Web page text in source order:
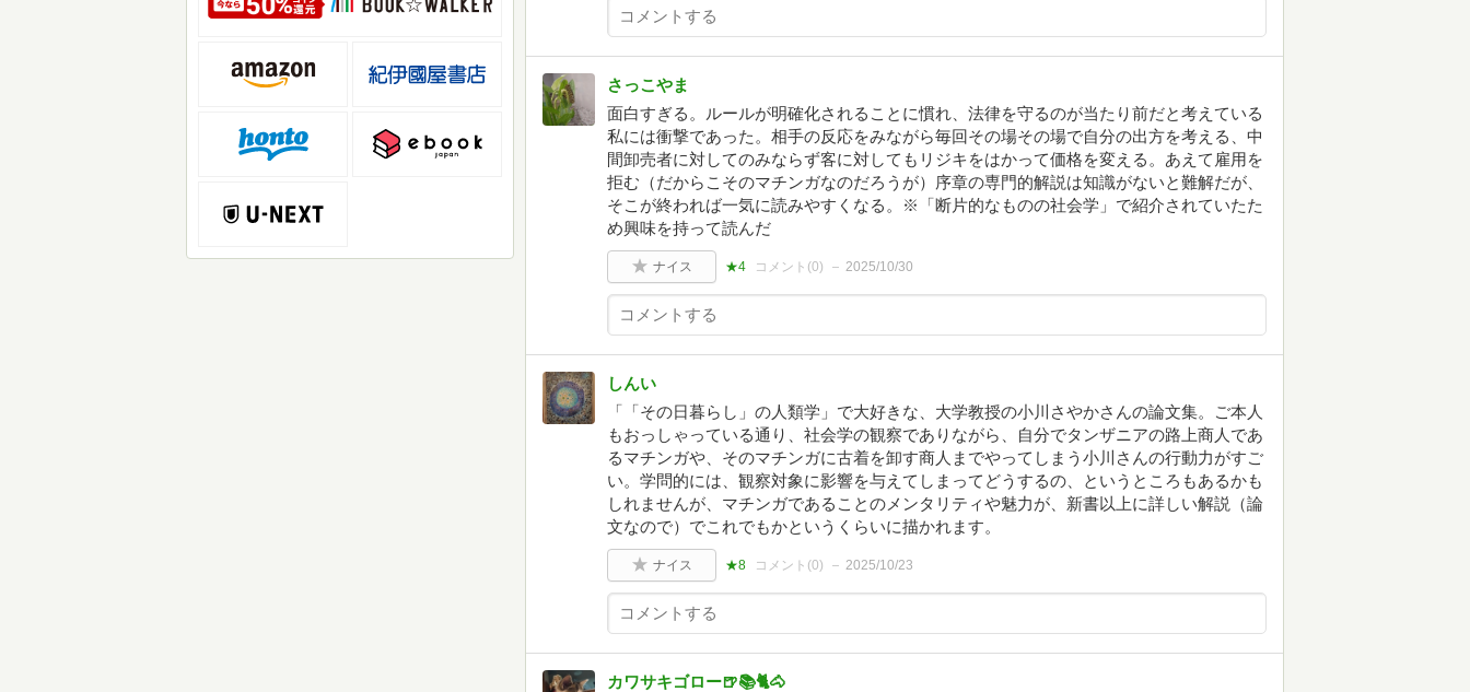
さっこやま
面白すぎる。ルールが明確化されることに慣れ、法律を守るのが当たり前だと考えている
私には衝撃であった。相手の反応をみながら毎回その場その場で自分の出方を考える、中
間卸売者に対してのみならず客に対してもリジキをはかって価格を変える。あえて雇用を
拒む（だからこそのマチンガなのだろうが）序章の専門的解説は知識がないと難解だが、
そこが終われば一気に読みやすくなる。※「断片的なものの社会学」で紹介されていたた
め興味を持って読んだ
ナイス ★4 コメント(0) 2025/10/30
しんい
「「その日暮らし」の人類学」で大好きな、大学教授の小川さやかさんの論文集。ご本人
もおっしゃっている通り、社会学の観察でありながら、自分でタンザニアの路上商人であ
るマチンガや、そのマチンガに古着を卸す商人までやってしまう小川さんの行動力がすご
い。学問的には、観察対象に影響を与えてしまってどうするの、というところもあるかも
しれませんが、マチンガであることのメンタリティや魅力が、新書以上に詳しい解説（論
文なので）でこれでもかというくらいに描かれます。
ナイス ★8 コメント(0) 2025/10/23
カワサキゴロー🍺📚🐈🐴